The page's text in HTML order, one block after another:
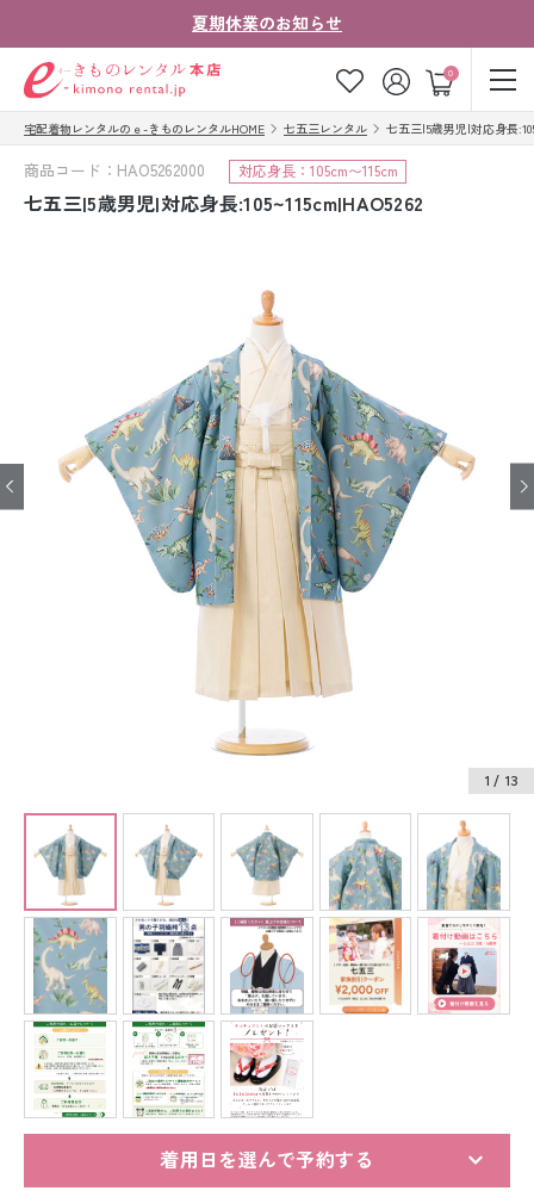
夏期休業のお知らせ
0
ゲスト
お気に入り ログイン カート
ご注文の流れ
法人・グループの
お客様はこちら
着物の種類から探す
七五三レンタル
ジュニア着物レンタル
ジュニア洋装レンタル
ベビー洋装レンタル
紋付袴レンタル
留袖レンタル
スーツレンタル
宅配着物レンタルのｅ-きものレンタルHOME 七五三レンタル 七五三|5歳男児|対応身長
商品コード：HAO5262000 対応身長：105cm〜115cm
七五三|5歳男児|対応身長:105~115cm|HAO5262
1 / 13
着用日を選んで予約する